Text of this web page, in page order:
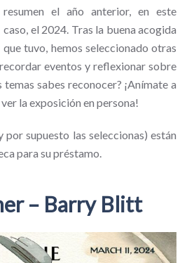
resumen el año anterior, en este
caso, el 2024. Tras la buena acogida
que tuvo, hemos seleccionado otras
eventos y reflexionar sobre
sabes reconocer? ¡Anímate a
la exposición en persona!
por supuesto las seleccionas) están
para su préstamo.
– Barry Blitt